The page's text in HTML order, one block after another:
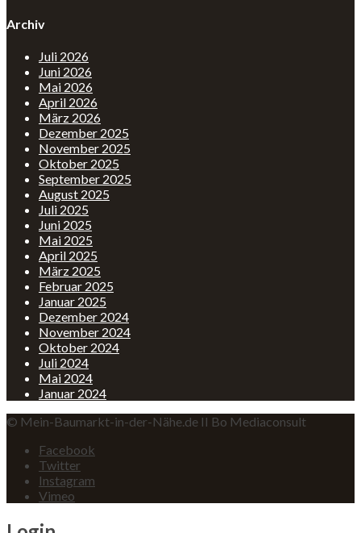
Archiv
Juli 2026
Juni 2026
Mai 2026
April 2026
März 2026
Dezember 2025
November 2025
Oktober 2025
September 2025
August 2025
Juli 2025
Juni 2025
Mai 2025
April 2025
März 2025
Februar 2025
Januar 2025
Dezember 2024
November 2024
Oktober 2024
Juli 2024
Mai 2024
Januar 2024
© Mein-Baumarkt-in-der-Nähe.de II Bo Mediaconsult
Facebook
Twitter
Instagram
Vimeo